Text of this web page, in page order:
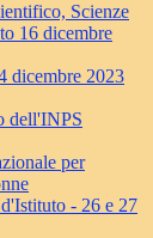
Scienze
16 dicembre
dicembre 2023
dell'INPS
per
- 26 e 27